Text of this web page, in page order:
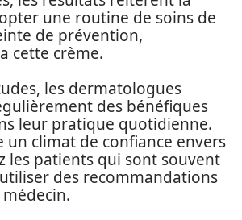
une routine de soins de
de prévention,
cette crème.
les dermatologues
des bénéfiques
leur pratique quotidienne.
un climat de confiance envers
les patients qui sont souvent
des recommandations